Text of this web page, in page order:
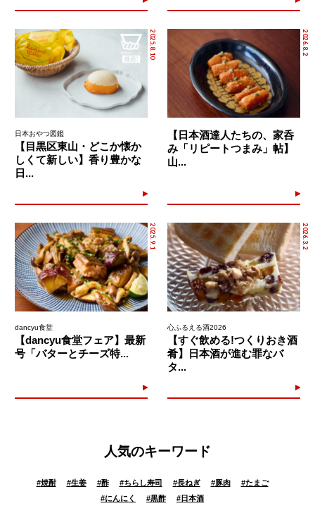
2025.8.10
日本おやつ図鑑
【目黒区東山・どこか懐か
しくて新しい】香り豊かな
日...
2026.8.2
【日本酒達人たちの、家呑
み「リピートつまみ」帖】
山...
2025.9.1
dancyu食堂
【dancyu食堂フェア】最新
号「バターとチーズ特...
2026.3.2
心ふるえる酒2026
【すぐ飲める!つくりおき酒
肴】日本酒が進む罪なバ
タ...
人気のキーワード
#焼酎 #生姜 #酢 #ちらし寿司 #長ねぎ #豚肉 #たまご
#にんにく #黒酢 #日本酒